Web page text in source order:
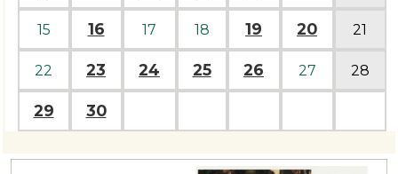
15 16 17 18 19 20 21
22 23 24 25 26 27 28
29 30